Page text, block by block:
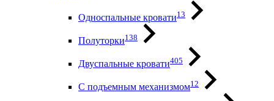
Односпальные кровати13
Полуторки138
Двуспальные кровати405
С подъемным механизмом12